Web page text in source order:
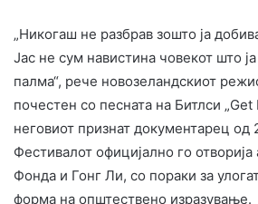
„Никогаш не разбрав зошто ја
Јас не сум навистина човекот што
палма“, рече новозеландскиот
почестен со песната на Битлси
неговиот признат документарец од
Фестивалот официјално го отворија
Фонда и Гонг Ли, со пораки за
форма на општествено изразување.